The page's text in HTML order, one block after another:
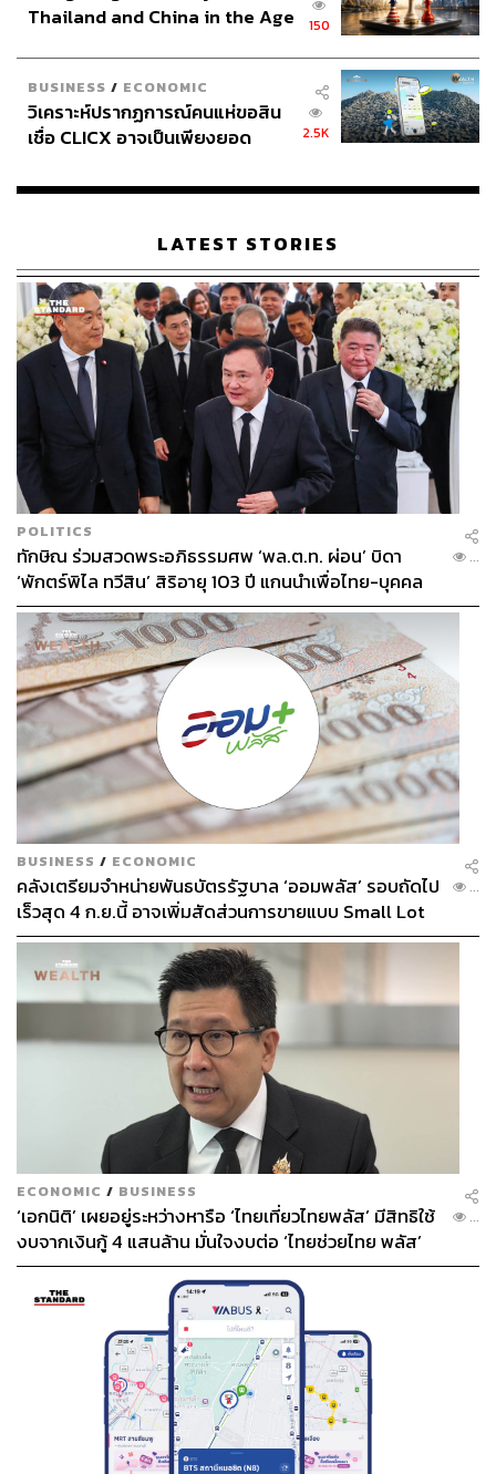
Thailand and China in the Age
150
BUSINESS / ECONOMIC
วิเคราะห์ปรากฏการณ์คนแห่ขอสิน
เชื่อ CLICX อาจเป็นเพียงยอด
เรือนไทยที่ถูกซุกไว้
2.5K
LATEST STORIES
POLITICS
ทักษิณ ร่วมสวดพระอภิธรรมศพ ‘พล.ต.ท. ผ่อน’ บิดา
‘พักตร์พิไล ทวีสิน’ สิริอายุ 103 ปี แกนนำเพื่อไทย-บุคคล
หลากวงการร่วมอาลัย
...
BUSINESS / ECONOMIC
คลังเตรียมจำหน่ายพันธบัตรรัฐบาล ‘ออมพลัส’ รอบถัดไป
เร็วสุด 4 ก.ย.นี้ อาจเพิ่มสัดส่วนการขายแบบ Small Lot
First มากขึ้น
...
ECONOMIC / BUSINESS
‘เอกนิติ’ เผยอยู่ระหว่างหารือ ‘ไทยเที่ยวไทยพลัส’ มีสิทธิใช้
งบจากเงินกู้ 4 แสนล้าน มั่นใจงบต่อ ‘ไทยช่วยไทย พลัส’
เฟส 2 มีเพียงพอ
...